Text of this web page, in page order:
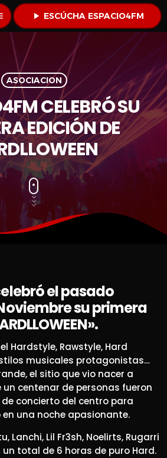
play_arrow ESCÚCHA ESPACIO4FM
ASOCIACION
CELEBRÓ SU
EDICIÓN DE
el pasado
su primera
Hardstyle, Rawstyle, Hard
musicales protagonistas…
el sitio que vio nacer a
un centenar de personas fueron
concierto del centro para
una noche apasionante.
Lanchi, Lil Fr3sh, Noelirts, Rugarri
un total de 6 horas de puro Hard.